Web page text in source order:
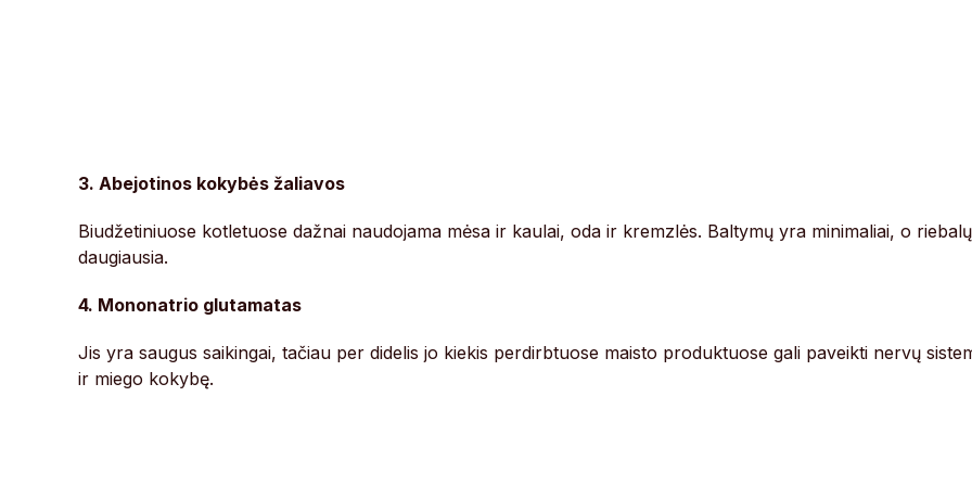
3. Abejotinos kokybės žaliavos
Biudžetiniuose kotletuose dažnai naudojama mėsa ir kaulai, oda ir kremzlės. Baltymų yra minimaliai, o
daugiausia.
4. Mononatrio glutamatas
Jis yra saugus saikingai, tačiau per didelis jo kiekis perdirbtuose maisto produktuose gali paveikti nervų
ir miego kokybę.